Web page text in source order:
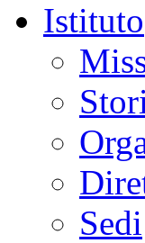
Istituto
Sedi